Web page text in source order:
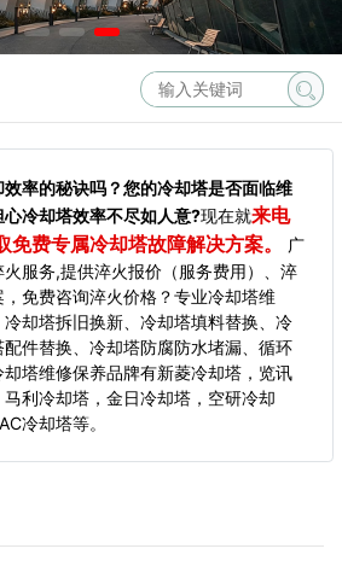
率的秘诀吗？您的冷却塔是否面临维
冷却塔效率不尽如人意?现在就来电
费专属冷却塔故障解决方案。
广
服务,提供淬火报价（服务费用）、淬
免费咨询淬火价格？专业冷却塔维
却塔拆旧换新、冷却塔填料替换、冷
件替换、冷却塔防腐防水堵漏、循环
塔维修保养品牌有新菱冷却塔，览讯
利冷却塔，金日冷却塔，空研冷却
冷却塔等。